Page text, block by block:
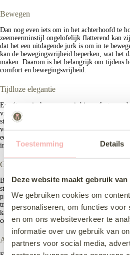
Toestemming Details
Deze website maakt gebruik van
We gebruiken cookies om
personaliseren, om functies voor
en om ons websiteverkeer te
informatie over uw gebruik van
partners voor social media,
Bewegen
Dan nog even iets om in het achterhoofd te
zeemeerminstijl ongelofelijk flatterend kan
dat het een uitdagende jurk is om in te
kan de bewegingsvrijheid beperken, wat het
maken. Daarom is het belangrijk om tijdens
comfort en bewegingsvrijheid.
Tijdloze elegantie
Een ‘trouwjurk zeemeermin’ is perfect voor
vinden tussen traditie en moderniteit,
straalt tijdloze elegantie uit en benadrukt de
verfijnde manier. Of je nu kiest voor een
een gedetailleerde, luxueuze uitvoering, een
indruk maken en een onvergetelijke indruk
Grote collectie
Bij Hartenvrouw Bruidsmode vind je een
stijlen en prijsklassen. Of je nu op zoek bent
prinsessenjurk of een strakke trouwjurk
trouwjurk voor jou. Onze collectie omvat
kant en chiffon, zodat je de stof kunt kiezen
comfort. Grote kans dat je hier vindt wat je
Accessoires